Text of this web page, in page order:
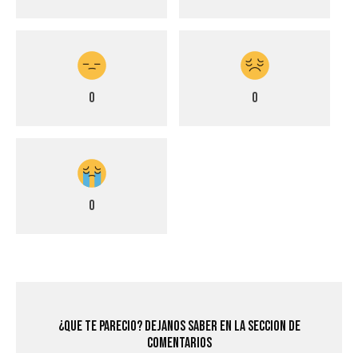
0 0
0
¿Que Te Parecio? Dejanos saber en la seccion de
comentarios